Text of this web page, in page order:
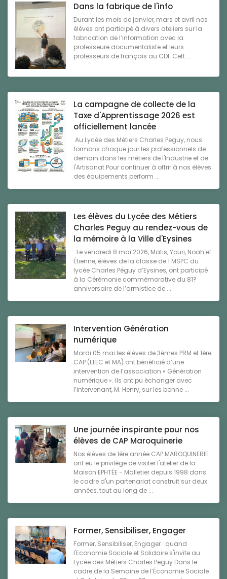
Dans la fabrique de l'info
Durant les mois de janvier, mars et avril nos
élèves ont participé à divers ateliers sur la
fabrication de l’information avec la
professeure documentaliste et leurs
professeurs de français au CDI. Cett ...
La campagne de collecte de la
Taxe d'Apprentissage 2026 est
officiellement lancée
Au Lycée des Métiers Charles Peguy, nous
formons chaque jour les professionnels de
demain dans les métiers de l'Industrie et de
l'Artisanat.Pour continuer à offrir à nos élèves
des équipements perform ...
Les élèves du Lycée des Métiers
Charles Peguy au rendez-vous de
la mémoire à la Ville d'Eysines
Le vendredi 8 mai 2026, Matis, Youri, Noah et
Étienne, élèves de la classe de 1 MSPC du
lycée Charles Péguy d’Eysines, ont participé
à la Cérémonie commémorative du 81?
anniversaire de l’armistice de ...
Intervention Génération
numérique
Mardi 05 mai les élèves de 3èmes PRM et 1ère
CAP (ELEC et MA) ont bénéficié d’une
intervention de l’association « Génération
numérique ». Ils ont pu échanger avec
l’intervenant, M. Henry, sur les bonne ...
Une journée inspirante pour nos
élèves de CAP Maroquinerie
Nos élèves de 1ère année CAP MAROQUINERIE
ont eu le privilège de visiter l'atelier de la
Maison EPHTÉE - Malletier depuis 1998 dans
le cadre d'un partenariat construit sur deux
années, tout au long de ...
Former, Sensibiliser, Engager
Former, Sensibiliser, Engager : quand
l'Economie Sociale et Solidaire s'invite au
Lycée des Métiers Charles Peguy.Dans le
cadre de la Semaine de l’Économie Sociale